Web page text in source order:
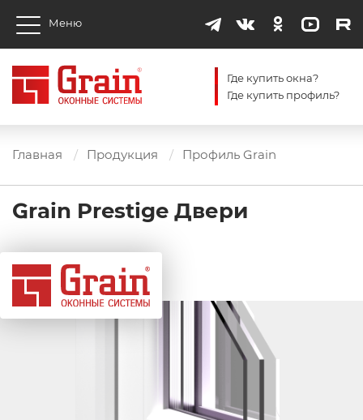
Меню
Где купить окна?
Где купить профиль?
Главная Продукция Профиль Grain
Grain Prestige Двери